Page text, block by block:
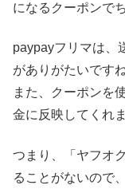
になるクーポンで
paypayフリマは、
がありがたいですね
また、クーポンを
金に反映してくれま
つまり、「ヤフオ
ることがないので